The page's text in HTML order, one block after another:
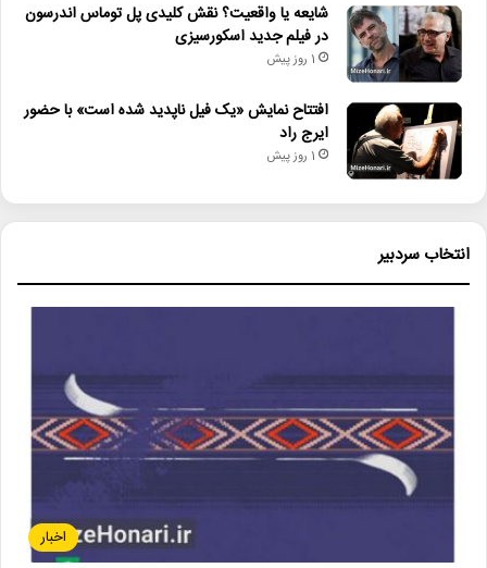
شایعه یا واقعیت؟ نقش کلیدی پل توماس اندرسون
در فیلم جدید اسکورسیزی
1 روز پیش
افتتاح نمایش «یک فیل ناپدید شده است» با حضور
ایرج راد
1 روز پیش
انتخاب سردبیر
اخبار